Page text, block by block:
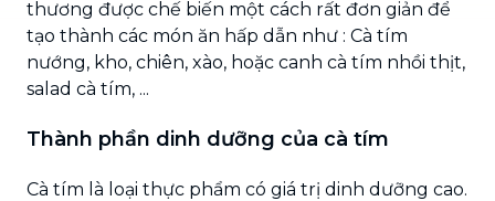
thương được chế biến một cách rất đơn giản để
tạo thành các món ăn hấp dẫn như : Cà tím
nướng, kho, chiên, xào, hoặc canh cà tím nhồi thịt,
salad cà tím, ...
Thành phần dinh dưỡng của cà tím
Cà tím là loại thực phẩm có giá trị dinh dưỡng cao.